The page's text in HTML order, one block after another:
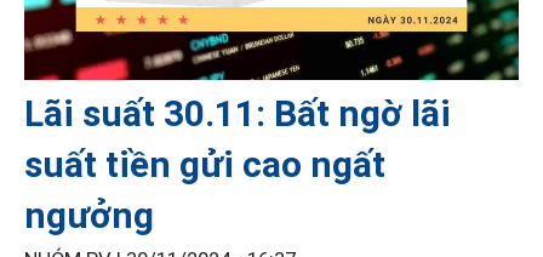
Lãi suất 30.11: Bất ngờ lãi
suất tiền gửi cao ngất
ngưởng